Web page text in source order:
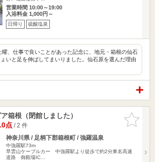
営業時間 10:00～19:00
入浴料金 1,000円～
日帰り 硫酸塩泉
曜、仕事で良いことがあった記念に、地元・箱根の仙石
いと足を伸ばしてまいりました。仙石原を選んだ理由
お気に入
りに追加
箱根（閉館しました）
点/ 2 件
神奈川県 / 足柄下郡箱根町 / 強羅温泉
中強羅駅73m
早雲山ケーブルカー 中強羅駅より徒歩で約2分東名高速
道路 御殿場IC…